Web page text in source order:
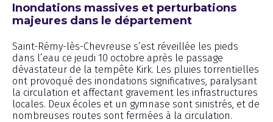
Inondations massives et perturbations
majeures dans le département
Saint-Rémy-lès-Chevreuse s’est réveillée les pieds
dans l’eau ce jeudi 10 octobre après le passage
dévastateur de la tempête Kirk. Les pluies torrentielles
ont provoqué des inondations significatives, paralysant
la circulation et affectant gravement les infrastructures
locales. Deux écoles et un gymnase sont sinistrés, et de
nombreuses routes sont fermées à la circulation.